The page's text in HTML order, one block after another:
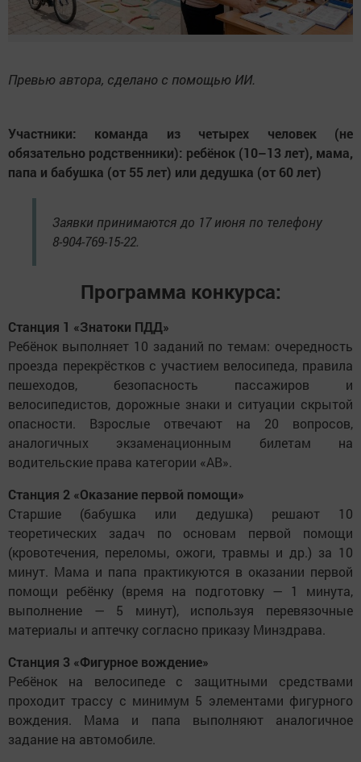
Превью автора, сделано с помощью ИИ.
Участники: команда из четырех человек (не
обязательно родственники): ребёнок (10–13 лет), мама,
папа и бабушка (от 55 лет) или дедушка (от 60 лет)
Заявки принимаются до 17 июня по телефону
8-904-769-15-22.
Программа конкурса:
Станция 1 «Знатоки ПДД»
Ребёнок выполняет 10 заданий по темам: очередность
проезда перекрёстков с участием велосипеда, правила
пешеходов, безопасность пассажиров и
велосипедистов, дорожные знаки и ситуации скрытой
опасности. Взрослые отвечают на 20 вопросов,
аналогичных экзаменационным билетам на
водительские права категории «АВ».
Станция 2 «Оказание первой помощи»
Старшие (бабушка или дедушка) решают 10
теоретических задач по основам первой помощи
(кровотечения, переломы, ожоги, травмы и др.) за 10
минут. Мама и папа практикуются в оказании первой
помощи ребёнку (время на подготовку — 1 минута,
выполнение — 5 минут), используя перевязочные
материалы и аптечку согласно приказу Минздрава.
Станция 3 «Фигурное вождение»
Ребёнок на велосипеде с защитными средствами
проходит трассу с минимум 5 элементами фигурного
вождения. Мама и папа выполняют аналогичное
задание на автомобиле.